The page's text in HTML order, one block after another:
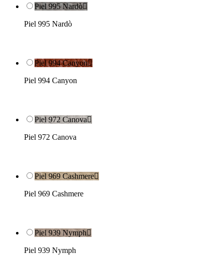
Piel 995 Nardò
Piel 995 Nardò
Piel 994 Canyon
Piel 994 Canyon
Piel 972 Canova
Piel 972 Canova
Piel 969 Cashmere
Piel 969 Cashmere
Piel 939 Nymph
Piel 939 Nymph